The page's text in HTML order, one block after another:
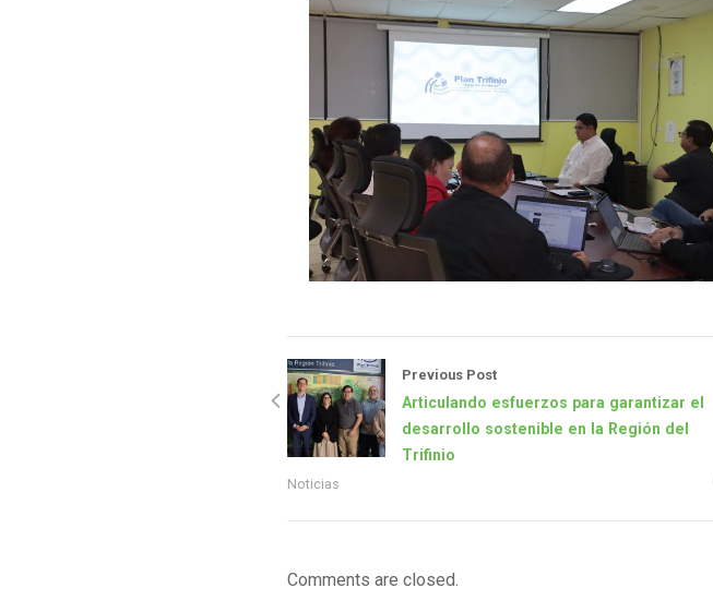
Previous Post
Articulando esfuerzos para garantizar el
desarrollo sostenible en la Región del
Trifinio
Noticias
Comments are closed.